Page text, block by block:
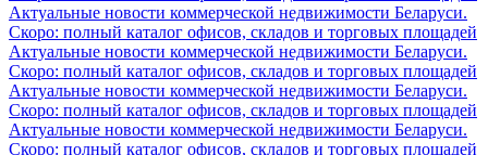
Актуальные новости коммерческой недвижимости Беларуси.
Скоро: полный каталог офисов, складов и торговых площадей
Актуальные новости коммерческой недвижимости Беларуси.
Скоро: полный каталог офисов, складов и торговых площадей
Актуальные новости коммерческой недвижимости Беларуси.
Скоро: полный каталог офисов, складов и торговых площадей
Актуальные новости коммерческой недвижимости Беларуси.
Скоро: полный каталог офисов, складов и торговых площадей